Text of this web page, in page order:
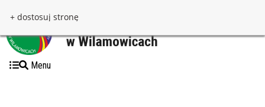
+ dostosuj stronę
Menu